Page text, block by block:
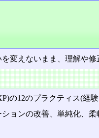
変えないまま、理解や
の12のプラクティス(経
ションの改善、単純化、